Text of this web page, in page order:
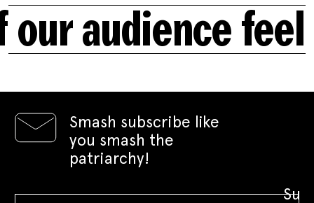
audience feel
Smash subscribe like
you smash the
patriarchy!